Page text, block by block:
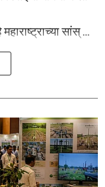
सांस् ...